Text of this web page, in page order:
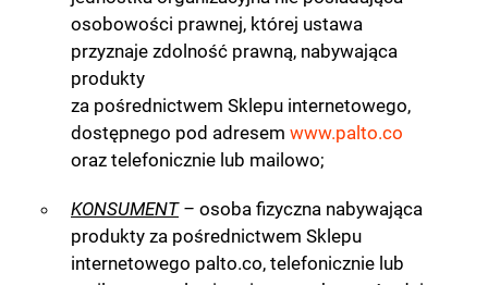
osobowości prawnej, której ustawa
przyznaje zdolność prawną, nabywająca
produkty
za pośrednictwem Sklepu internetowego,
dostępnego pod adresem www.palto.co
oraz telefonicznie lub mailowo;
KONSUMENT– osoba fizyczna nabywająca
produkty za pośrednictwem Sklepu
internetowego palto.co, telefonicznie lub